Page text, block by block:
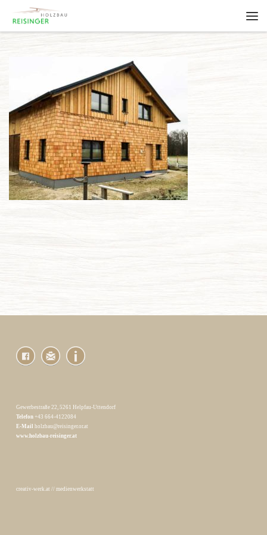
Gewerbestraße 22, 5261 Helpfau-Uttendorf
Telefon+43 664-4122084
E-Mail
holzbau@reisinger.or.at
www.holzbau-reisinger.at
creativ-werk.at // medienwerkstatt